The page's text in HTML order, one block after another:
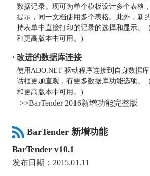
数据记录。现可为单个模板设计多个表格
提示，同一文档使用多个表格。此外，新
持表单中直接打印的记录的选择和显示。
和更高版本中可用。)
· 改进的数据库连接
使用ADO.NET 驱动程序连接到自身数据
话框更加直观，有更多数据库功能选项。
和更高版本中可用。)
>>BarTender 2016新增功能完整版
BarTender 新增功能
BarTender v10.1
发布日期：2015.01.11